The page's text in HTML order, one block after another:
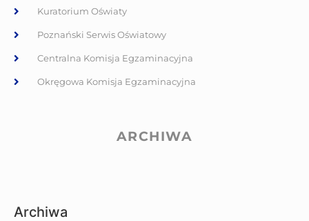
Kuratorium Oświaty
Poznański Serwis Oświatowy
Centralna Komisja Egzaminacyjna
Okręgowa Komisja Egzaminacyjna
ARCHIWA
Archiwa